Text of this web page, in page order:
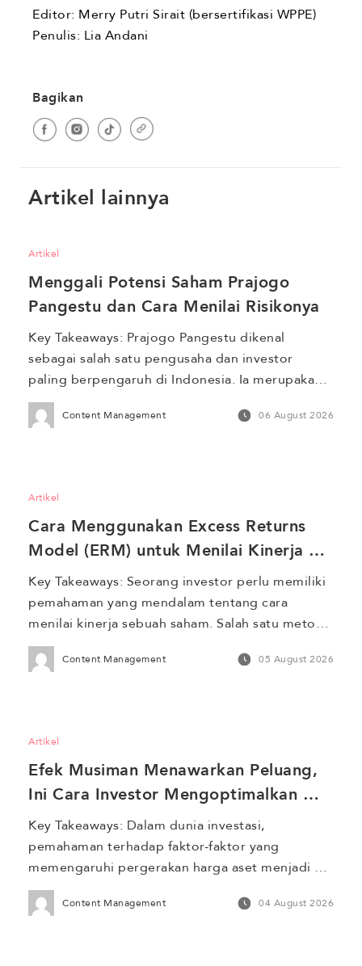
Editor: Merry Putri Sirait (bersertifikasi WPPE)
Penulis: Lia Andani
Bagikan
Artikel lainnya
Artikel
Menggali Potensi Saham Prajogo
Pangestu dan Cara Menilai Risikonya
Key Takeaways: Prajogo Pangestu dikenal
sebagai salah satu pengusaha dan investor
paling berpengaruh di Indonesia. Ia merupakan
pendiri sekaligus pemegang saham utama Grup
Barito, sebuah konglomerasi yang memiliki lini
puluhan tahun, namanya kerap masuk dalam
daftar orang terkaya di […]
Content Management 06 August 2026
Artikel
Cara Menggunakan Excess Returns
Model (ERM) untuk Menilai Kinerja
Saham
Key Takeaways: Seorang investor perlu memiliki
pemahaman yang mendalam tentang cara
menilai kinerja sebuah saham. Salah satu metode
yang sering digunakan untuk menilai kinerja
saham adalah Excess Returns Model (ERM).
pasar. Mari kita bahas lebih lanjut tentang
bagaimana menggunakan […]
Content Management 05 August 2026
Artikel
Efek Musiman Menawarkan Peluang,
Ini Cara Investor Mengoptimalkan
Timing Investasi
Key Takeaways: Dalam dunia investasi,
pemahaman terhadap faktor-faktor yang
memengaruhi pergerakan harga aset menjadi
kunci untuk mengoptimalkan hasil. Salah satu
fenomena yang menarik adalah efek musiman,
Content Management 04 August 2026